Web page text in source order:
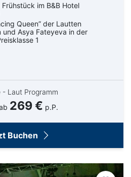
im B&B Hotel
Queen” der Lautten
und Asya Fateyeva in der
1
- Laut Programm
269 € p.P.
Buchen